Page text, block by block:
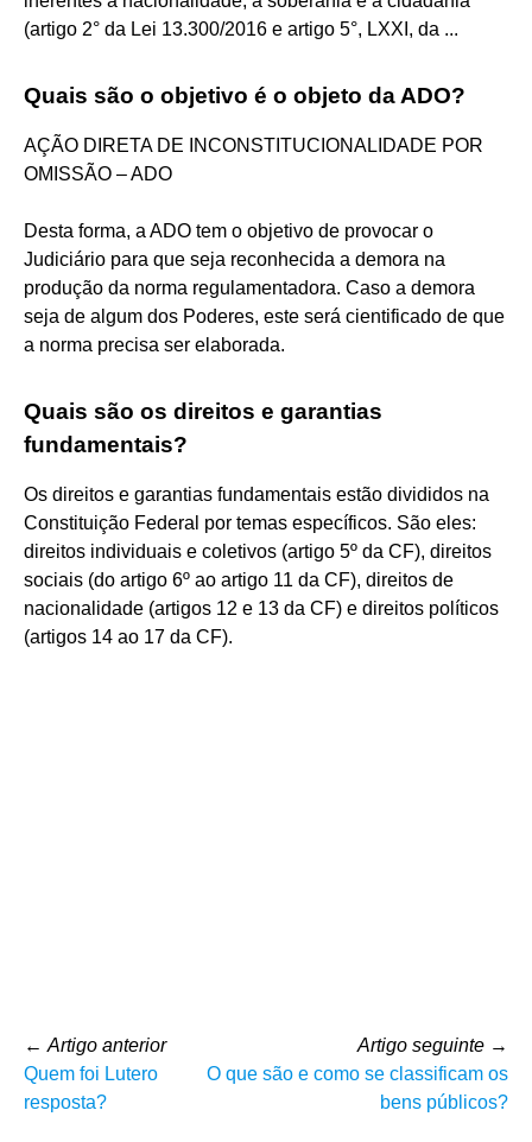
(artigo 2° da Lei 13.300/2016 e artigo 5°, LXXI, da ...
Quais são o objetivo é o objeto da ADO?
AÇÃO DIRETA DE INCONSTITUCIONALIDADE POR
OMISSÃO – ADO
Desta forma, a ADO tem o objetivo de provocar o
Judiciário para que seja reconhecida a demora na
produção da norma regulamentadora. Caso a demora
seja de algum dos Poderes, este será cientificado de que
a norma precisa ser elaborada.
Quais são os direitos e garantias
fundamentais?
Os direitos e garantias fundamentais estão divididos na
Constituição Federal por temas específicos. São eles:
direitos individuais e coletivos (artigo 5º da CF), direitos
sociais (do artigo 6º ao artigo 11 da CF), direitos de
nacionalidade (artigos 12 e 13 da CF) e direitos políticos
(artigos 14 ao 17 da CF).
← Artigo anterior
Quem foi Lutero
resposta?
Artigo seguinte →
O que são e como se classificam os
bens públicos?